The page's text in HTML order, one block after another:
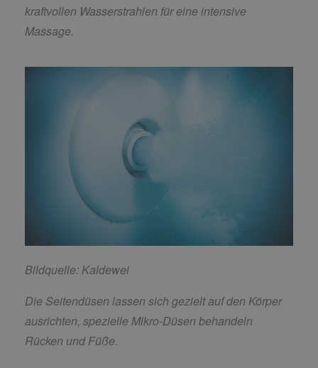
kraftvollen Wasserstrahlen für eine intensive
Massage.
Bildquelle: Kaldewei
Die Seitendüsen lassen sich gezielt auf den Körper
ausrichten, spezielle Mikro-Düsen behandeln
Rücken und Füße.